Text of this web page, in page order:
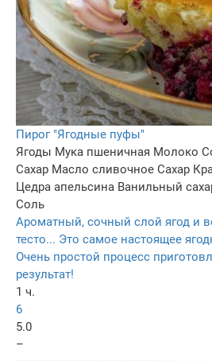
Пирог "Ягодные пуфы"
Ягоды Мука пшеничная Молоко
Сахар Масло сливочное Сахар
Цедра апельсина Ванильный
Соль
Ароматный, сочный слой ягод и
тесто... Это самое настоящее
Очень простой процесс
результат!
1 ч.
6
5.0
–